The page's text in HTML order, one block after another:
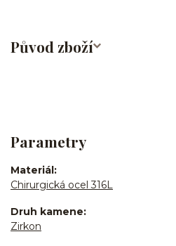
Původ zboží
Parametry
Materiál
Chirurgická ocel 316L
Druh kamene
Zirkon